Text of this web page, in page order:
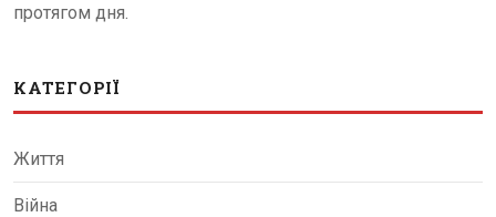
протягом дня.
КАТЕГОРІЇ
Життя
Війна